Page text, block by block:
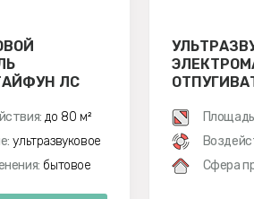
ЛС
до 80 м²
ультразвуковое
бытовое
Сфера